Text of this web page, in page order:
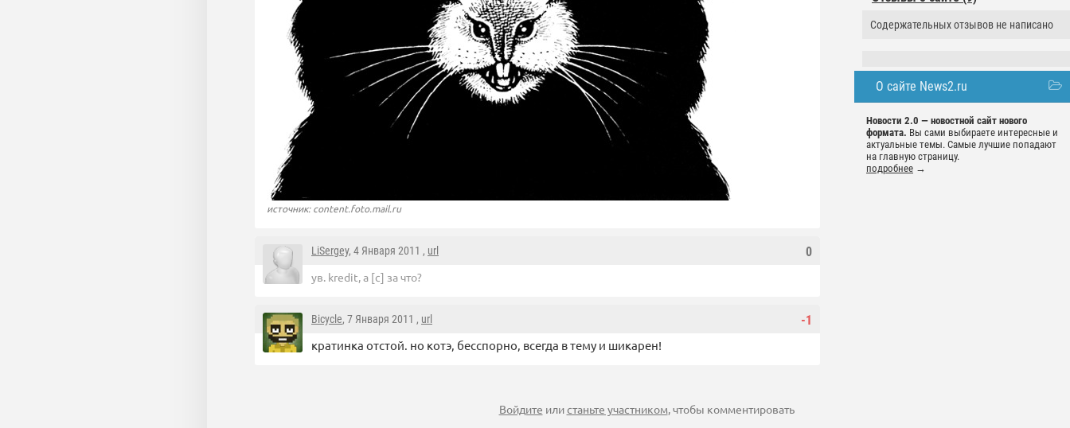
Содержательных отзывов не написано
О сайте News2.ru
Новости 2.0 — новостной сайт нового
формата. Вы сами выбираете интересные и
актуальные темы. Самые лучшие попадают
на главную страницу.
подробнее →
источник: content.foto.mail.ru
0
LiSergey, 4 Января 2011 , url
ув. kredit, а [c] за что?
-1
Bicycle, 7 Января 2011 , url
кратинка отстой. но котэ, бесспорно, всегда в тему и шикарен!
Войдите илистаньте участником, чтобы комментировать